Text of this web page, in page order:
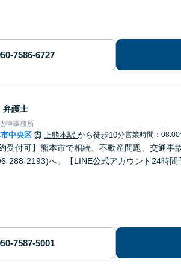
弁護士
律事務所
中央区 上熊本駅 から徒歩10分営業時間：
受付可】熊本市で相続、不動産問題、交通
288-2193)へ。【LINE公式アカウント24時間